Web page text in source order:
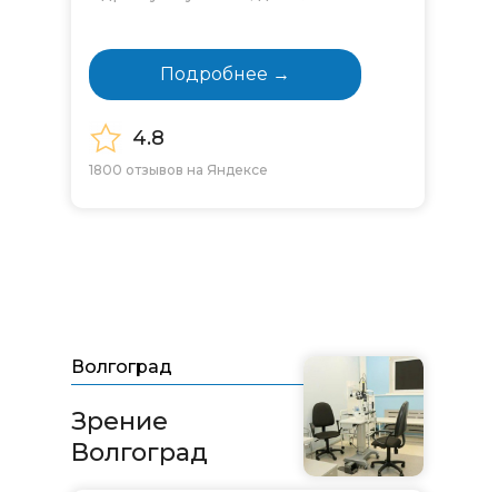
Подробнее →
4.8
1800 отзывов на Яндексе
Волгоград
Зрение
Волгоград